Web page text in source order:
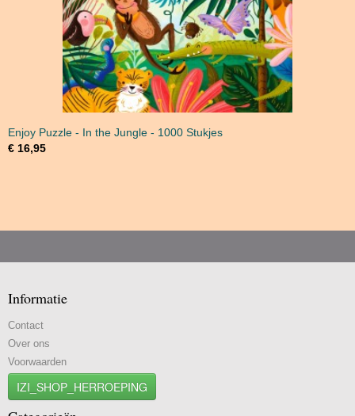
Enjoy Puzzle - In the Jungle - 1000 Stukjes
€ 16,95
Informatie
Contact
Over ons
Voorwaarden
IZI_SHOP_HERROEPING